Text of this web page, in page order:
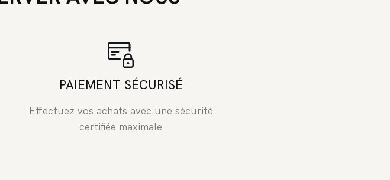
PAIEMENT SÉCURISÉ
Effectuez vos achats avec une sécurité
certifiée maximale